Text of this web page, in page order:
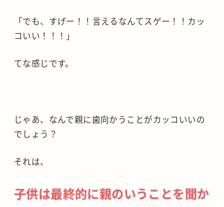
「でも、すげー！！言えるなんてスゲー！！カッ
コいい！！！」
てな感じです。
じゃあ、なんで親に歯向かうことがカッコいいの
でしょう？
それは、
子供は最終的に親のいうことを聞か